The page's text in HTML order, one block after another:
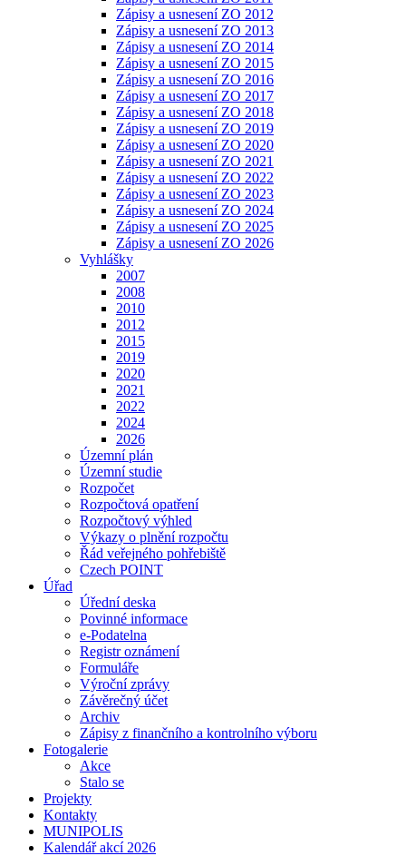
Zápisy a usnesení ZO 2012
Zápisy a usnesení ZO 2013
Zápisy a usnesení ZO 2014
Zápisy a usnesení ZO 2015
Zápisy a usnesení ZO 2016
Zápisy a usnesení ZO 2017
Zápisy a usnesení ZO 2018
Zápisy a usnesení ZO 2019
Zápisy a usnesení ZO 2020
Zápisy a usnesení ZO 2021
Zápisy a usnesení ZO 2022
Zápisy a usnesení ZO 2023
Zápisy a usnesení ZO 2024
Zápisy a usnesení ZO 2025
Zápisy a usnesení ZO 2026
Vyhlášky
2007
2008
2010
2012
2015
2019
2020
2021
2022
2024
2026
Územní plán
Územní studie
Rozpočet
Rozpočtová opatření
Rozpočtový výhled
Výkazy o plnění rozpočtu
Řád veřejného pohřebiště
Czech POINT
Úřad
Úřední deska
Povinné informace
e-Podatelna
Registr oznámení
Formuláře
Výroční zprávy
Závěrečný účet
Archiv
Zápisy z finančního a kontrolního výboru
Fotogalerie
Akce
Stalo se
Projekty
Kontakty
MUNIPOLIS
Kalendář akcí 2026